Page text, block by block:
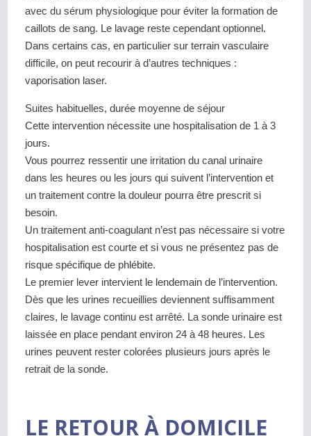
avec du sérum physiologique pour éviter la formation de
caillots de sang. Le lavage reste cependant optionnel.
Dans certains cas, en particulier sur terrain vasculaire
difficile, on peut recourir à d’autres techniques :
vaporisation laser.
Suites habituelles, durée moyenne de séjour
Cette intervention nécessite une hospitalisation de 1 à 3
jours.
Vous pourrez ressentir une irritation du canal urinaire
dans les heures ou les jours qui suivent l’intervention et
un traitement contre la douleur pourra être prescrit si
besoin.
Un traitement anti-coagulant n’est pas nécessaire si votre
hospitalisation est courte et si vous ne présentez pas de
risque spécifique de phlébite.
Le premier lever intervient le lendemain de l’intervention.
Dès que les urines recueillies deviennent suffisamment
claires, le lavage continu est arrêté. La sonde urinaire est
laissée en place pendant environ 24 à 48 heures. Les
urines peuvent rester colorées plusieurs jours après le
retrait de la sonde.
LE RETOUR À DOMICILE